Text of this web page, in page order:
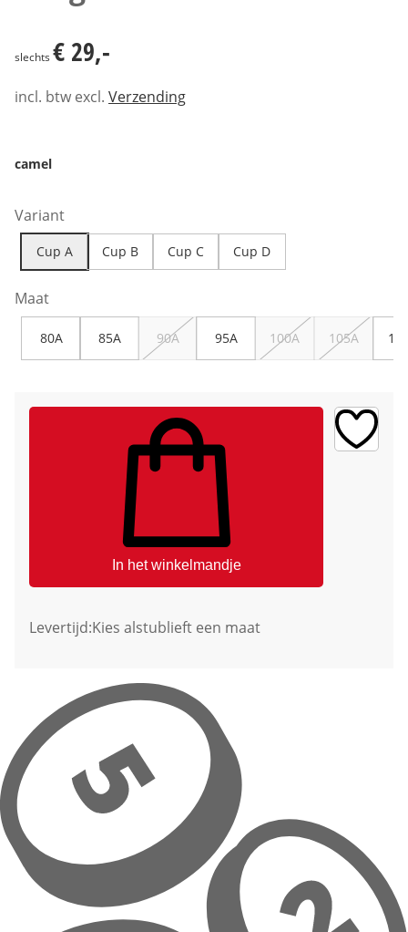
slechts € 29,-
incl. btw excl. Verzending
camel
Variant
Cup A Cup B Cup C Cup D
Maat
80A 85A 90A 95A 100A 105A
In het winkelmandje
Levertijd:Kies alstublieft een maat